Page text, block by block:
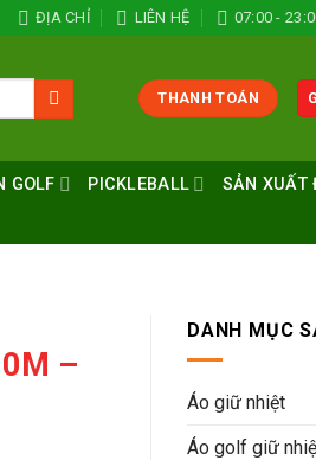
ĐỊA CHỈ LIÊN HỆ 07:00 -
THANH TOÁN
GOLF PICKLEBALL SẢN XUẤT
DANH MỤC
Áo giữ nhiệt
Áo golf giữ
–